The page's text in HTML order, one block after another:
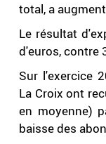
total, a
Le résultat
d'euros, contre
Sur l'exercice
La Croix ont
en moyenne)
baisse des